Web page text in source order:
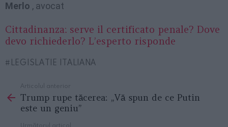
Merlo , avocat
Cittadinanza: serve il certificato penale? Dove
devo richiederlo? L’esperto risponde
LEGISLATIE ITALIANA
more
Articolul anterior
Trump rupe tăcerea: „Vă spun de ce Putin
este un geniu”
Următorul articol